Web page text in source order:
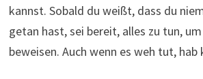
kannst. Sobald du weißt, dass du
getan hast, sei bereit, alles zu tun,
beweisen. Auch wenn es weh tut, hab